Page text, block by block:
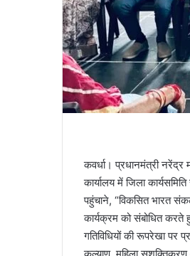
कवर्धा। प्रधानमंत्री नरेंद्र
कार्यालय में जिला
पहुंचाने, “विकसित भारत
कार्यक्रम को संबोधित करते
गतिविधियों की रूपरेखा पर